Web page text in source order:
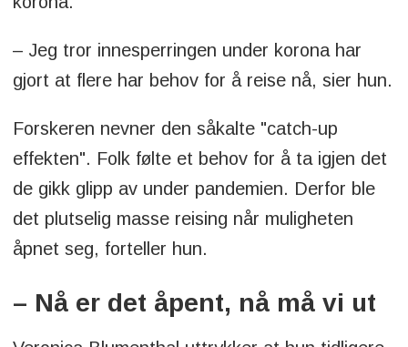
– Jeg tror innesperringen under korona har
gjort at flere har behov for å reise nå, sier hun.
Forskeren nevner den såkalte "catch-up
effekten". Folk følte et behov for å ta igjen det
de gikk glipp av under pandemien. Derfor ble
det plutselig masse reising når muligheten
åpnet seg, forteller hun.
– Nå er det åpent, nå må vi ut